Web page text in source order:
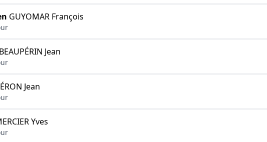
GUYOMAR François
BEAUPÉRIN Jean
Jean
Yves